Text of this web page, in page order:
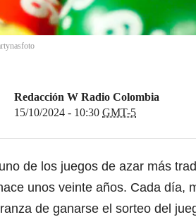
Redacción W Radio Colombia
15/10/2024 - 10:30 GMT-5
de los juegos de azar más
unos veinte años. Cada día,
de ganarse el sorteo del